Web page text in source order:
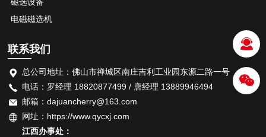
电磁磁选机
联系我们
总公司地址：佛山市禅城区南庄吉利工业园东源二路一号
电话：罗经理 18820877499 / 唐经理 13889946494
邮箱：dajuancherry@163.com
网址：https://www.qycxj.com
江西办事处：